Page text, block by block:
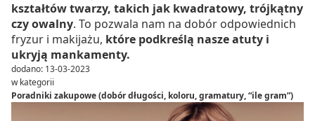
kształtów twarzy, takich jak kwadratowy, trójkątny
czy owalny. To pozwala nam na dobór odpowiednich
fryzur i makijażu, które podkreślą nasze atuty i
ukryją mankamenty.
dodano: 13-03-2023
w kategorii
Poradniki zakupowe (dobór długości, koloru, gramatury, “ile gram”)